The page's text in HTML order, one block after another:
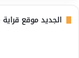
الجديد موقع قراية Collège